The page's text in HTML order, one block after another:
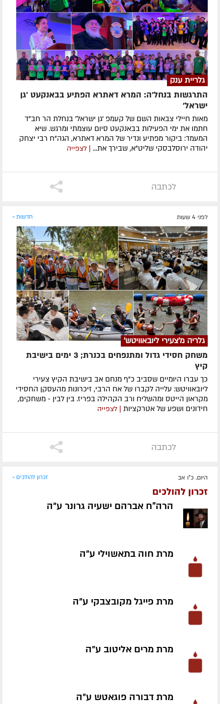
גלריית ענק
התרגשות בנחל'ה: המרא דאתרא הפתיע בבאנקעט 'גן
ישראל'
מאות חיילי צבאות השם של קעמפ 'גן ישראל' בנחלת הר חב"ד
חתמו את ימי הפעילות בבאנקעט סיום עוצמתי ומרגש. שיא
המעמד: ביקור מפתיע ונדיר של המרא דאתרא, הגה"ח רבי יצחק
יהודה ירוסלבסקי שליט"א, שבירך את... | לצפייה
לכתבה
לפני 4 שעות חדשות »
גלריה מ'צעירי ליובאוויטש'
משחק חסידי גדול ומתנפחים בכנרת; 3 ימים בישיבת
קיץ
כך עברו היומיים שסביב כ"ף מנחם אב בישיבת הקיץ צעירי
ליובאוויטש: עלייה לקברו של אח הרבי, זיכרונות מהעסקן החסידי
מקראון הייטס ומהשליח ורב הקהילה בפריז. בין לבין - משחקים,
חידונים ושפע של אטרקציות | לצפייה
לכתבה
היום, כ"ו אב זכרון להולכים »
זכרון להולכים
הרה"ח אברהם ישעיה גרונר ע״ה
מרת חוה בתאשוילי ע״ה
מרת פייגל מקובצבקי ע״ה
מרת מרים אליטוב ע״ה
מרת דבורה פוגאטש ע״ה